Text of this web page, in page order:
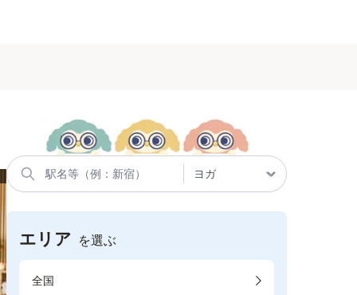
エリア を選ぶ
全国